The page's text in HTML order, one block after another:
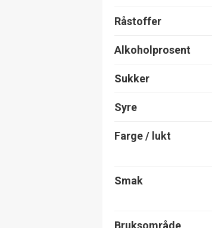
Råstoffer
Alkoholprosent
Sukker
Syre
Farge / lukt
Smak
Bruksområde